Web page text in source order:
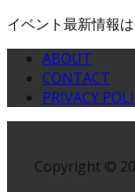
イベント最新情報
ABOUT
CONTACT
PRIVACY
Copyright ©